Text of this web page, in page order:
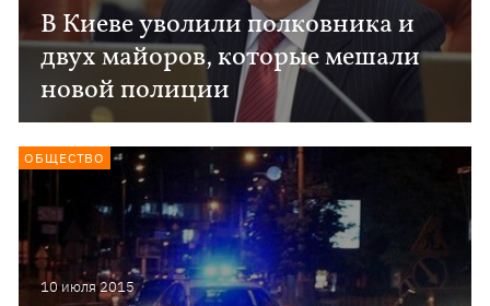
В Киеве уволили полковника и
двух майоров, которые мешали
новой полиции
10 июля 2015
ОБЩЕСТВО